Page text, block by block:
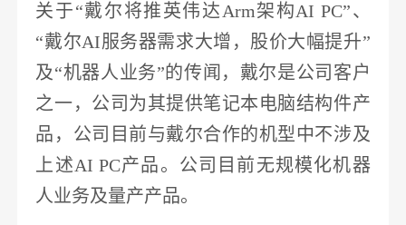
关于“戴尔将推英伟达Arm架构AI PC”、
“戴尔AI服务器需求大增，股价大幅提升”
及“机器人 业务”的传闻，戴尔是公司客户
之一，公司为其提供笔记本电脑结构件产
品， 公司目前与戴尔合作的机型中不涉及
上述AI PC产品。公司目前无规模化机器
人业务及量产产品。